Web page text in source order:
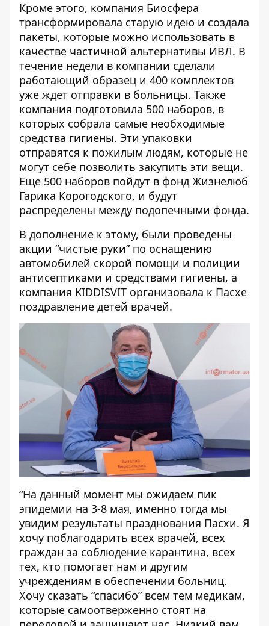
Кроме этого, компания Биосфера
трансформировала старую идею и создала
пакеты, которые можно использовать в
качестве частичной альтернативы ИВЛ. В
течение недели в компании сделали
работающий образец и 400 комплектов
уже ждет отправки в больницы. Также
компания подготовила 500 наборов, в
которых собрала самые необходимые
средства гигиены. Эти упаковки
отправятся к пожилым людям, которые не
могут себе позволить закупить эти вещи.
Еще 500 наборов пойдут в фонд Жизнелюб
Гарика Корогодского, и будут
распределены между подопечными фонда.
В дополнение к этому, были проведены
акции “чистые руки” по оснащению
автомобилей скорой помощи и полиции
антисептиками и средствами гигиены, а
компания KIDDISVIT организовала к Пасхе
поздравление детей врачей.
“На данный момент мы ожидаем пик
эпидемии на 3-8 мая, именно тогда мы
увидим результаты празднования Пасхи. Я
хочу поблагодарить всех врачей, всех
граждан за соблюдение карантина, всех
тех, кто помогает нам и другим
учреждениям в обеспечении больниц.
Хочу сказать “спасибо” всем тем медикам,
которые самоотверженно стоят на